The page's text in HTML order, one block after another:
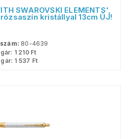
SWAROVSKI ELEMENTS',
kristállyal 13cm ÚJ!
80-4639
1 210Ft
1 537 Ft